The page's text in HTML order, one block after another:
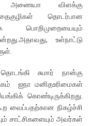
அணையா விளக்கு
தொடர்பான
பொறிமுறையையும்
உள்நாட்டு
சுமார் நான்கு
ஐநா மனிதஉரிமைகள்
கொண்டிருக்கிறது.
வைப்பதற்கான நிகழ்ச்சி
சாட்சிகளையும் அவர்கள்